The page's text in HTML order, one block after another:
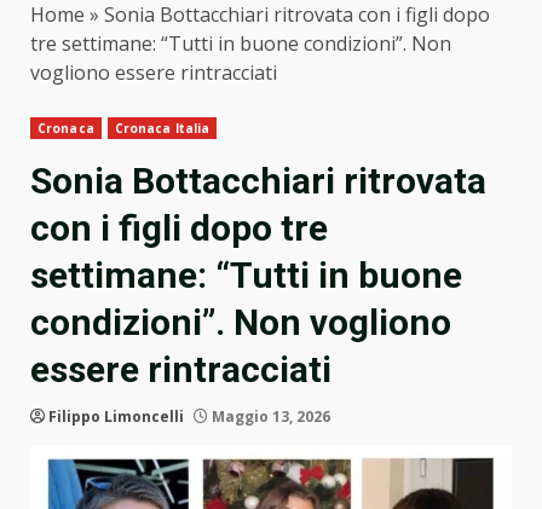
Home » Sonia Bottacchiari ritrovata con i figli dopo
tre settimane: “Tutti in buone condizioni”. Non
vogliono essere rintracciati
Cronaca Cronaca Italia
Sonia Bottacchiari ritrovata
con i figli dopo tre
settimane: “Tutti in buone
condizioni”. Non vogliono
essere rintracciati
Filippo Limoncelli Maggio 13, 2026